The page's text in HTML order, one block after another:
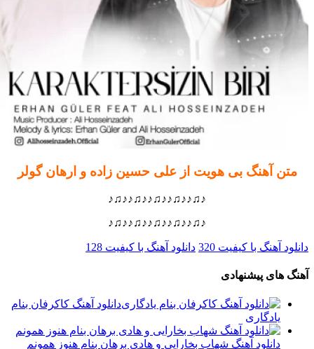
آهنگ بی هویت از علی حسین زاده و ارهان گولر
♪♫♪♪♫♪♪♫♪♪♫♪♪♫♪
♪♫♪♪♫♪♪♫♪♪♫♪♪♫♪
آهنگ با کیفیت 320 دانلود آهنگ با کیفیت 128
پیشنهادی
دانلود آهنگ کاکرفان بنام
یادگاری
دانلود آهنگ شهاب بخارایی و هادی برهان بنام هنوز همونم